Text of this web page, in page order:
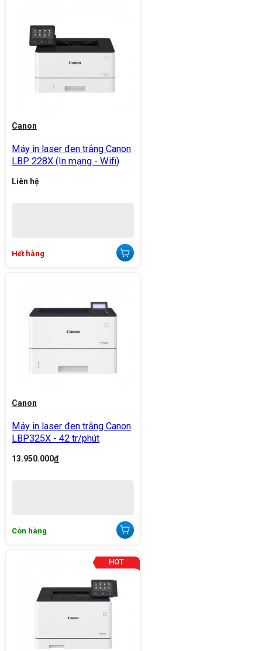
Canon
Máy in laser đen trắng Canon
LBP 228X (In mạng - Wifi)
Liên hệ
Hết hàng
Canon
Máy in laser đen trắng Canon
LBP325X - 42 tr/phút
13.950.000đ
Còn hàng